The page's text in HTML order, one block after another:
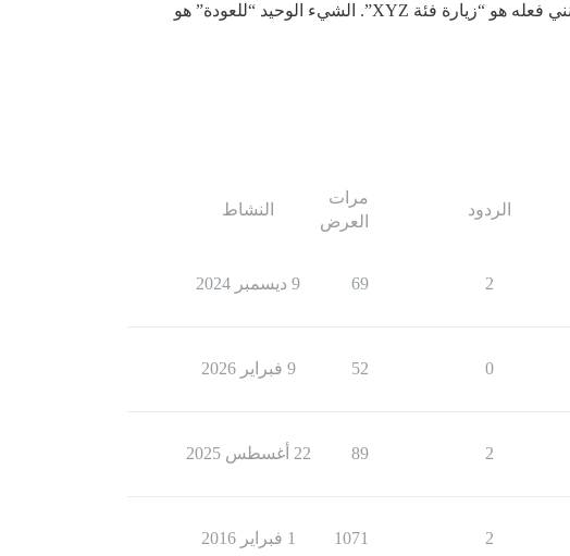
“العودة إلى الفئة” الحالية لا معنى لها. كيف يمكنني “العودة” إلى شيء لم أزره قط؟ لقد أنشأته للتو. كل ما يمكنني فعله هو “زيارة فئة XYZ”. الشيء الوحيد “للعودة” هو
الردود
مرات
العرض
النشاط
2
69 9 ديسمبر 2024
0
52 9 فبراير 2026
2
89 22 أغسطس 2025
2
1071 1 فبراير 2016